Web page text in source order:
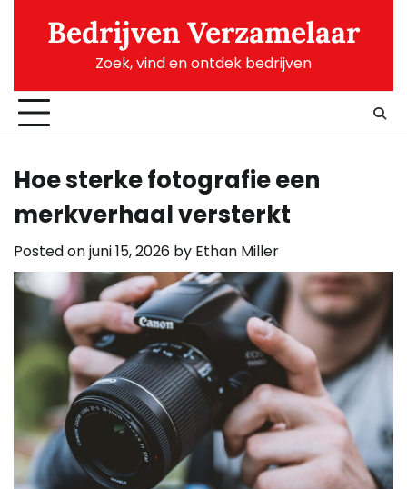
Bedrijven Verzamelaar
Zoek, vind en ontdek bedrijven
Hoe sterke fotografie een
merkverhaal versterkt
Posted onjuni 15, 2026 by Ethan Miller